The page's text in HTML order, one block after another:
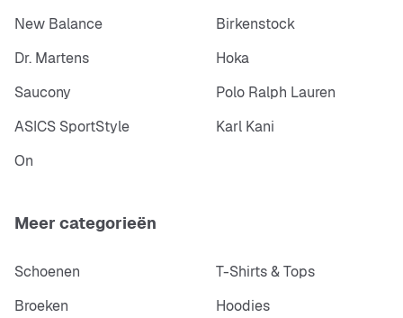
New Balance
Birkenstock
Dr. Martens
Hoka
Saucony
Polo Ralph Lauren
ASICS SportStyle
Karl Kani
On
Meer categorieën
Schoenen
T-Shirts & Tops
Broeken
Hoodies